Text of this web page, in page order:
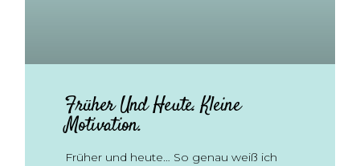
Früher Und Heute. Kleine
Motivation.
Früher und heute… So genau weiß ich